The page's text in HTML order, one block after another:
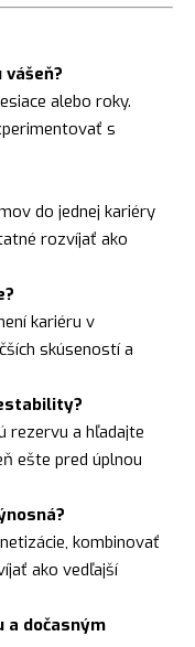
alebo roky.
s
do jednej kariéry
rozvíjať ako
kariéru v
skúseností a
rezervu a hľadajte
ešte pred úplnou
kombinovať
ako vedľajší
a dočasným